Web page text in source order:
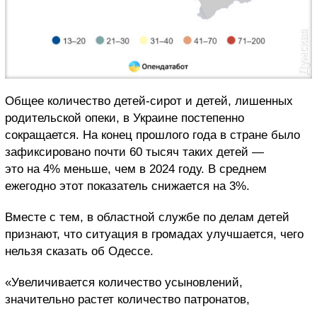
Общее количество детей-сирот и детей, лишенных
родительской опеки, в Украине постепенно
сокращается. На конец прошлого года в стране было
зафиксировано почти 60 тысяч таких детей —
это на 4% меньше, чем в 2024 году. В среднем
ежегодно этот показатель снижается на 3%.
Вместе с тем, в областной службе по делам детей
признают, что ситуация в громадах улучшается, чего
нельзя сказать об Одессе.
«Увеличивается количество усыновлений,
значительно растет количество патронатов,